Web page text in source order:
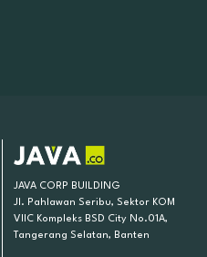
JAVA CORP BUILDING
Jl. Pahlawan Seribu, Sektor KOM
VIIC Kompleks BSD City No.01A,
Tangerang Selatan, Banten